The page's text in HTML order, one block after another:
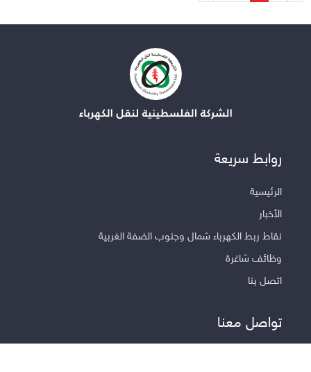
روابط سريعة
الرئيسية
الأخبار
نقاط ربط الكهرباء شمال وجنوب الضفة الغربية
وظائف شاغرة
اتصل بنا
تواصل معنا